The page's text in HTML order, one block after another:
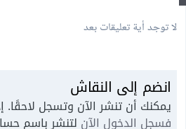
لا توجد أية تعليقات بعد
انضم إلى النقاش
يمكنك أن تنشر الآن وتسجل لاحقًا.
فسجل الدخول الآن لتنشر باسم